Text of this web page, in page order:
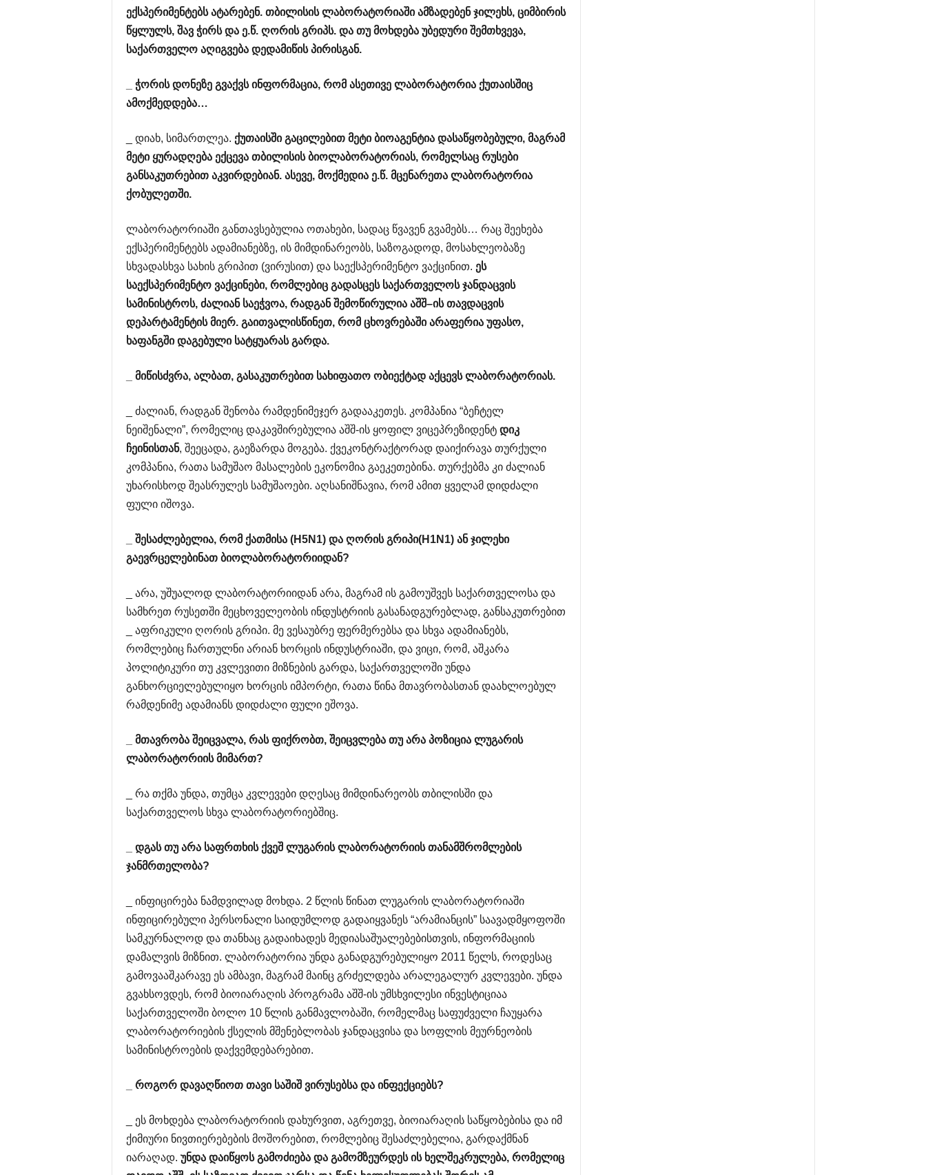
ექსპერიმენტებს ატარებენ. თბილისის ლაბორატორიაში ამზადებენ ჯილეხს, ციმბირის
წყლულს, შავ ჭირს და ე.წ. ღორის გრიპს. და თუ მოხდება უბედური შემთხვევა,
საქართველო აღიგვება დედამიწის პირისგან.
ჭორის დონეზე გვაქვს ინფორმაცია, რომ ასეთივე ლაბორატორია ქუთაისშიც
ამოქმედდება…
_ დიახ, სიმართლეა. ქუთაისში გაცილებით მეტი ბიოაგენტია დასაწყობებული, მაგრამ
მეტი ყურადღება ექცევა თბილისის ბიოლაბორატორიას, რომელსაც რუსები
განსაკუთრებით აკვირდებიან. ასევე, მოქმედია ე.წ. მცენარეთა ლაბორატორია
ქობულეთში.
ლაბორატორიაში განთავსებულია ოთახები, სადაც წვავენ გვამებს… რაც შეეხება
ექსპერიმენტებს ადამიანებზე, ის მიმდინარეობს, საზოგადოდ, მოსახლეობაზე
სხვადასხვა სახის გრიპით (ვირუსით) და საექსპერიმენტო ვაქცინით. ეს
საექსპერიმენტო ვაქცინები, რომლებიც გადასცეს საქართველოს ჯანდაცვის
სამინისტროს, ძალიან საეჭვოა, რადგან შემოწირულია აშშ–ის თავდაცვის
დეპარტამენტის მიერ. გაითვალისწინეთ, რომ ცხოვრებაში არაფერია უფასო,
ხაფანგში დაგებული სატყუარას გარდა.
მიწისძვრა, ალბათ, გასაკუთრებით სახიფათო ობიექტად აქცევს ლაბორატორიას.
_ ძალიან, რადგან შენობა რამდენიმეჯერ გადააკეთეს. კომპანია “ბეჩტელ
ნეიშენალი”, რომელიც დაკავშირებულია აშშ-ის ყოფილ ვიცეპრეზიდენტ დიკ
ჩეინისთან, შეეცადა, გაეზარდა მოგება. ქვეკონტრაქტორად დაიქირავა თურქული
კომპანია, რათა სამუშაო მასალების ეკონომია გაეკეთებინა. თურქებმა კი ძალიან
უხარისხოდ შეასრულეს სამუშაოები. აღსანიშნავია, რომ ამით ყველამ დიდძალი
ფული იშოვა.
შესაძლებელია, რომ ქათმისა(H5N1) და ღორის გრიპი(H1N1) ან ჯილეხი
გაევრცელებინათ ბიოლაბორატორიიდან?
_ არა, უშუალოდ ლაბორატორიიდან არა, მაგრამ ის გამოუშვეს საქართველოსა და
სამხრეთ რუსეთში მეცხოველეობის ინდუსტრიის გასანადგურებლად, განსაკუთრებით
_ აფრიკული ღორის გრიპი. მე ვესაუბრე ფერმერებსა და სხვა ადამიანებს,
რომლებიც ჩართულნი არიან ხორცის ინდუსტრიაში, და ვიცი, რომ, აშკარა
პოლიტიკური თუ კვლევითი მიზნების გარდა, საქართველოში უნდა
განხორციელებულიყო ხორცის იმპორტი, რათა წინა მთავრობასთან დაახლოებულ
რამდენიმე ადამიანს დიდძალი ფული ეშოვა.
მთავრობა შეიცვალა, რას ფიქრობთ, შეიცვლება თუ არა პოზიცია ლუგარის
ლაბორატორიის მიმართ?
_ რა თქმა უნდა, თუმცა კვლევები დღესაც მიმდინარეობს თბილისში და
საქართველოს სხვა ლაბორატორიებშიც.
დგას თუ არა საფრთხის ქვეშ ლუგარის ლაბორატორიის თანამშრომლების
ჯანმრთელობა?
_ ინფიცირება ნამდვილად მოხდა. 2 წლის წინათ ლუგარის ლაბორატორიაში
ინფიცირებული პერსონალი საიდუმლოდ გადაიყვანეს “არამიანცის” საავადმყოფოში
სამკურნალოდ და თანხაც გადაიხადეს მედიასაშუალებებისთვის, ინფორმაციის
დამალვის მიზნით. ლაბორატორია უნდა განადგურებულიყო 2011 წელს, როდესაც
გამოვააშკარავე ეს ამბავი, მაგრამ მაინც გრძელდება არალეგალურ კვლევები. უნდა
გვახსოვდეს, რომ ბიოიარაღის პროგრამა აშშ-ის უმსხვილესი ინვესტიციაა
საქართველოში ბოლო 10 წლის განმავლობაში, რომელმაც საფუძველი ჩაუყარა
ლაბორატორიების ქსელის მშენებლობას ჯანდაცვისა და სოფლის მეურნეობის
სამინისტროების დაქვემდებარებით.
როგორ დავაღწიოთ თავი საშიშ ვირუსებსა და ინფექციებს?
_ ეს მოხდება ლაბორატორიის დახურვით, აგრეთვე, ბიოიარაღის საწყობებისა და იმ
ქიმიური ნივთიერებების მოშორებით, რომლებიც შესაძლებელია, გარდაქმნან
იარაღად. უნდა დაიწყოს გამოძიება და გამომზეურდეს ის ხელშეკრულება, რომელიც